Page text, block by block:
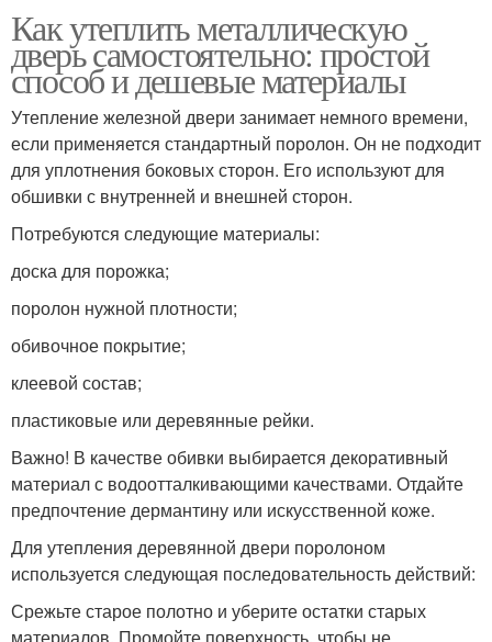
Как утеплить металлическую
дверь самостоятельно: простой
способ и дешевые материалы
Утепление железной двери занимает немного времени,
если применяется стандартный поролон. Он не подходит
для уплотнения боковых сторон. Его используют для
обшивки с внутренней и внешней сторон.
Потребуются следующие материалы:
доска для порожка;
поролон нужной плотности;
обивочное покрытие;
клеевой состав;
пластиковые или деревянные рейки.
Важно! В качестве обивки выбирается декоративный
материал с водоотталкивающими качествами. Отдайте
предпочтение дермантину или искусственной коже.
Для утепления деревянной двери поролоном
используется следующая последовательность действий:
Срежьте старое полотно и уберите остатки старых
материалов. Промойте поверхность, чтобы не